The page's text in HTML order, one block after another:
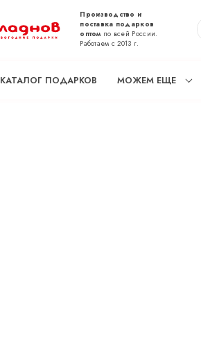
Производство и
поставка подарков
оптомпо всей России.
Работаем с 2013 г.
КАТАЛОГ ПОДАРКОВ МОЖЕМ ЕЩЕ